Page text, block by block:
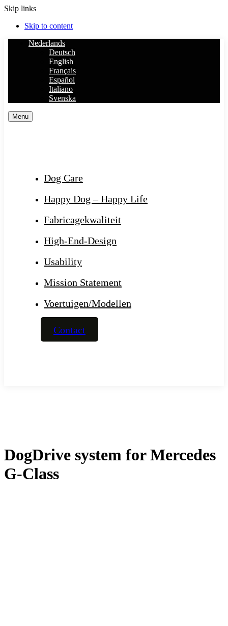
Skip links
Skip to content
Nederlands
Deutsch
English
Français
Español
Italiano
Svenska
Menu
Dog Care
Happy Dog – Happy Life
Fabricagekwaliteit
High-End-Design
Usability
Mission Statement
Voertuigen/Modellen
Contact
DogDrive system for Mercedes
G-Class